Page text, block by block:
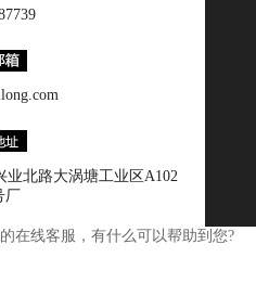
业北路大涡塘工业区A102
厂